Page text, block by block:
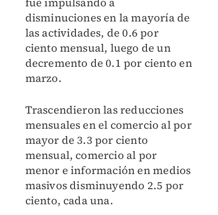
disminuciones en la mayoría de
las actividades, de 0.6 por
ciento mensual, luego de un
decremento de 0.1 por ciento en
marzo.
Trascendieron las reducciones
mensuales en el comercio al por
mayor de 3.3 por ciento
mensual, comercio al por
menor e información en medios
masivos disminuyendo 2.5 por
ciento, cada una.